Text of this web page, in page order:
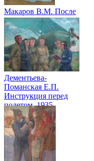
Макаров В.М. После
утренней зарядки.
1935
Дементьева-
Поманская Е.П.
Инструкция перед
полетом. 1935